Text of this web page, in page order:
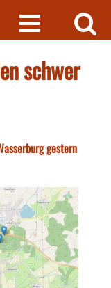
schwer
gestern